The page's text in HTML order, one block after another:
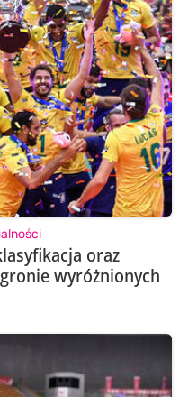
oraz
wyróżnionych